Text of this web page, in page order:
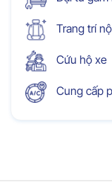
Trang trí
Cứu hộ xe
Cung cấp